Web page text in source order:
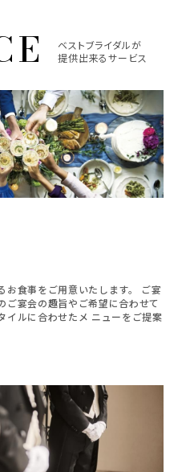
ベストブライダルが
提供出来るサービス
お食事をご用意いたします。 ご宴
ご宴会の趣旨やご希望に合わせて
イルに合わせたメ ニューをご提案